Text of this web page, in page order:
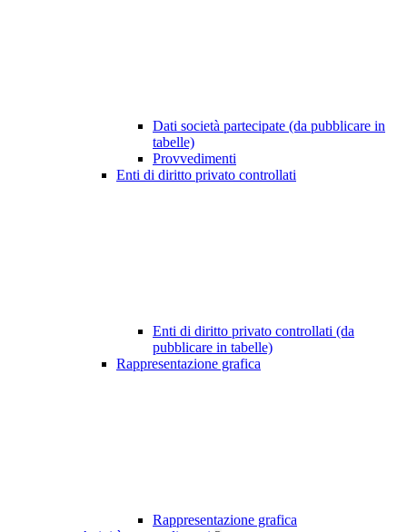
Dati società partecipate (da pubblicare in
tabelle)
Provvedimenti
Enti di diritto privato controllati
Enti di diritto privato controllati (da
pubblicare in tabelle)
Rappresentazione grafica
Rappresentazione grafica